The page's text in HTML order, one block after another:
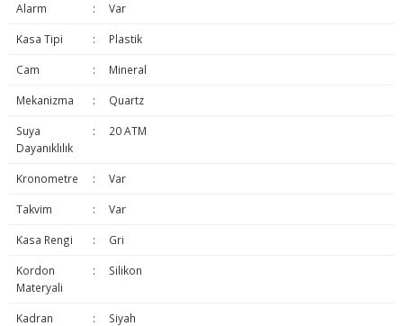
Alarm : Var
Kasa Tipi : Plastik
Cam : Mineral
Mekanizma : Quartz
Suya
Dayanıklılık
: 20 ATM
Kronometre : Var
Takvim : Var
Kasa Rengi : Gri
Kordon
Materyali
: Silikon
Kadran
: Siyah